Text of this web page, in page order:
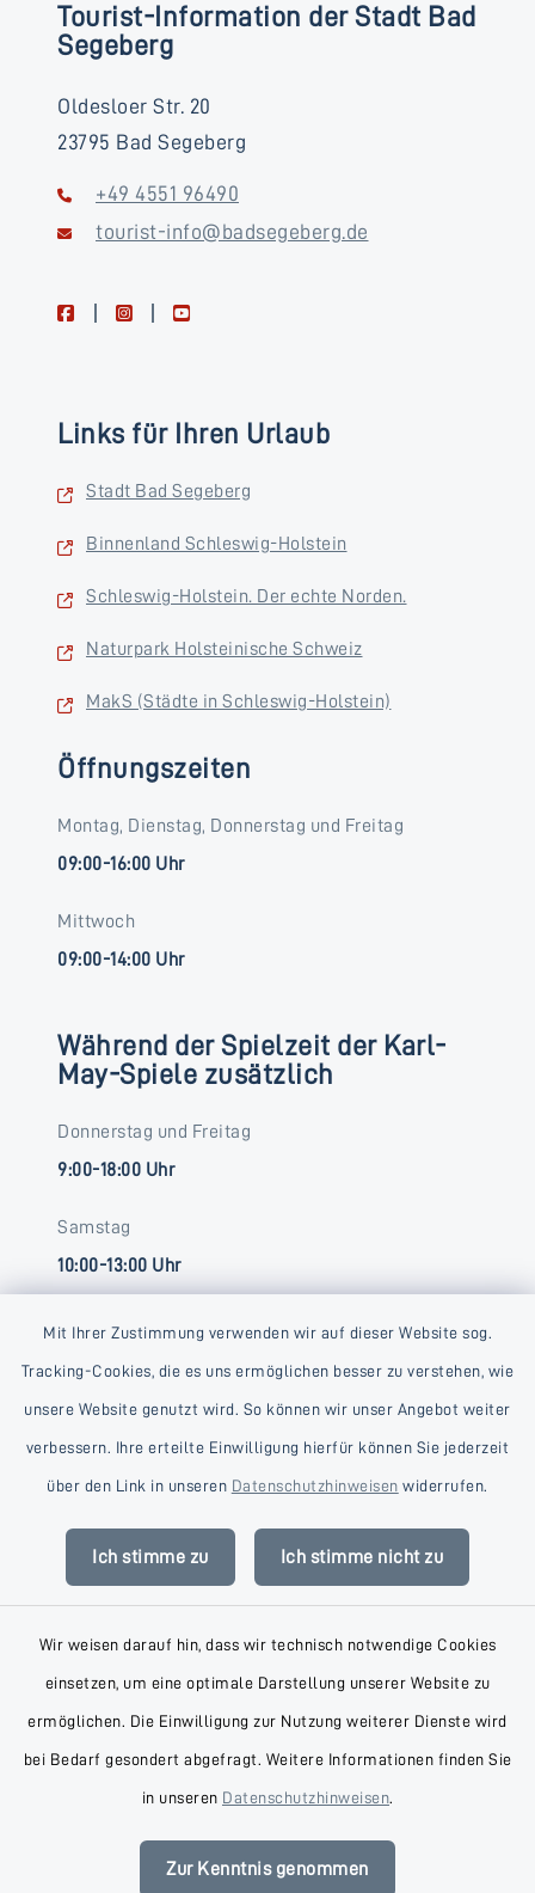
Mit Ihrer Zustimmung verwenden wir auf dieser Website sog.
Tracking-Cookies, die es uns ermöglichen besser zu verstehen, wie
unsere Website genutzt wird. So können wir unser Angebot weiter
verbessern. Ihre erteilte Einwilligung hierfür können Sie jederzeit
über den Link in unseren Datenschutzhinweisen widerrufen.
Ich stimme zu Ich stimme nicht zu
Wir weisen darauf hin, dass wir technisch notwendige Cookies
einsetzen, um eine optimale Darstellung unserer Website zu
ermöglichen. Die Einwilligung zur Nutzung weiterer Dienste wird
bei Bedarf gesondert abgefragt. Weitere Informationen finden Sie
in unseren Datenschutzhinweisen.
Zur Kenntnis genommen
Tourist-Information der Stadt Bad
Segeberg
Oldesloer Str. 20
23795 Bad Segeberg
+49 4551 96490
tourist-info@badsegeberg.de
facebookinstagramyoutube
Links für Ihren Urlaub
Stadt Bad Segeberg
Binnenland Schleswig-Holstein
Schleswig-Holstein. Der echte Norden.
Naturpark Holsteinische Schweiz
MakS (Städte in Schleswig-Holstein)
Öffnungszeiten
Montag, Dienstag, Donnerstag und Freitag
09:00-16:00 Uhr
Mittwoch
09:00-14:00 Uhr
Während der Spielzeit der Karl-
May-Spiele zusätzlich
Donnerstag und Freitag
9:00-18:00 Uhr
Samstag
10:00-13:00 Uhr
Kontakt
Datenschutz
Impressum
Sitemap